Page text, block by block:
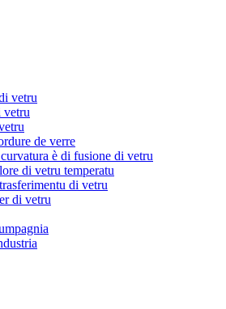
vetru
vetru
de verre
è di fusione di vetru
di vetru temperatu
di vetru
di vetru